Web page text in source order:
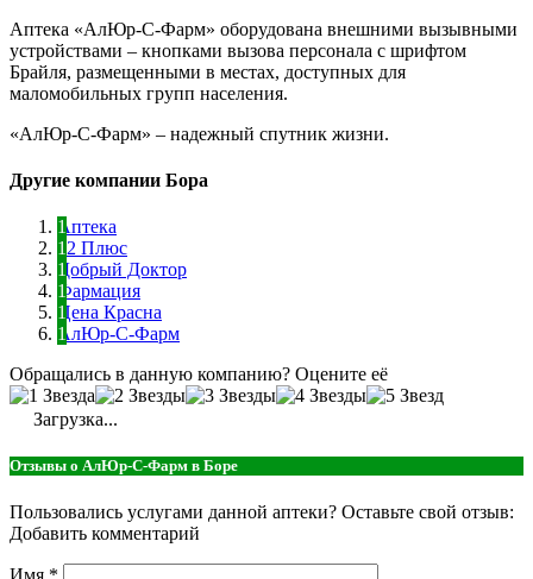
Аптека «АлЮр-С-Фарм» оборудована внешними вызывными
устройствами – кнопками вызова персонала с шрифтом
Брайля, размещенными в местах, доступных для
маломобильных групп населения.
«АлЮр-С-Фарм» – надежный спутник жизни.
Другие компании Бора
Аптека
52 Плюс
Добрый Доктор
Фармация
Цена Красна
АлЮр-С-Фарм
Обращались в данную компанию? Оцените её
Загрузка...
Отзывы о АлЮр-С-Фарм в Боре
Пользовались услугами данной аптеки? Оставьте свой отзыв:
Добавить комментарий